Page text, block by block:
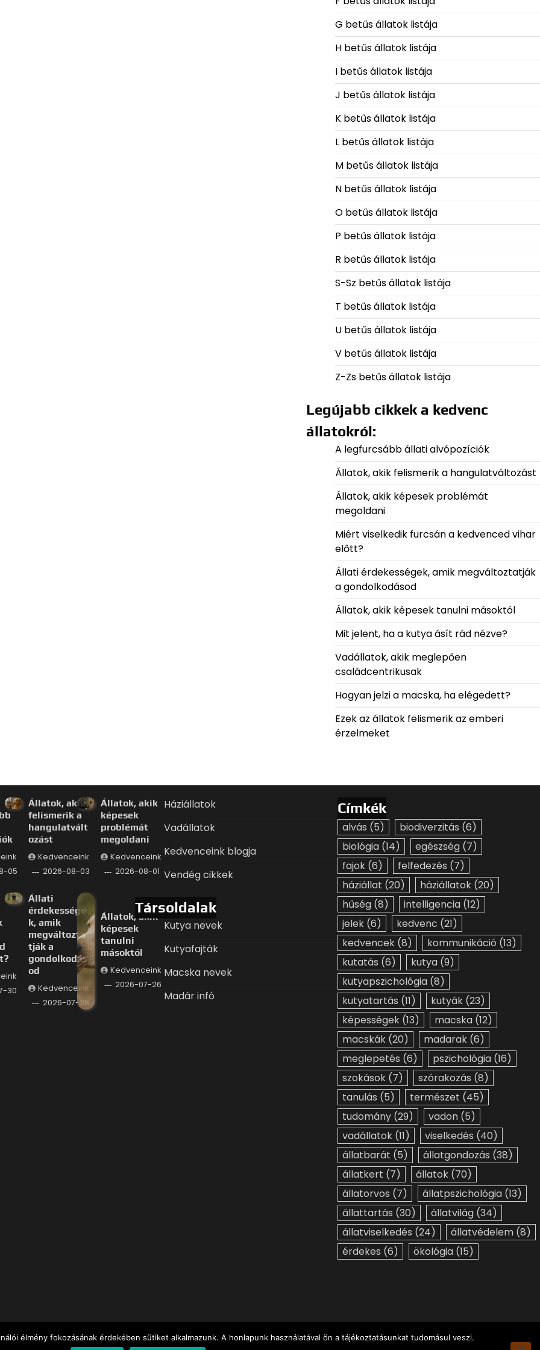
G betűs állatok listája
H betűs állatok listája
I betűs állatok listája
J betűs állatok listája
K betűs állatok listája
L betűs állatok listája
M betűs állatok listája
N betűs állatok listája
O betűs állatok listája
P betűs állatok listája
R betűs állatok listája
S-Sz betűs állatok listája
T betűs állatok listája
U betűs állatok listája
V betűs állatok listája
Z-Zs betűs állatok listája
Legújabb cikkek a kedvenc
állatokról:
A legfurcsább állati alvópozíciók
Állatok, akik felismerik a hangulatváltozást
Állatok, akik képesek problémát
megoldani
Miért viselkedik furcsán a kedvenced vihar
előtt?
Állati érdekességek, amik megváltoztatják
a gondolkodásod
Állatok, akik képesek tanulni másoktól
Mit jelent, ha a kutya ásít rád nézve?
Vadállatok, akik meglepően
családcentrikusak
Hogyan jelzi a macska, ha elégedett?
Ezek az állatok felismerik az emberi
érzelmeket
05
Állatok, akik
felismerik a
hangulatvált
ozást
Kedvenceink
2026-08-03
Állatok, akik
képesek
problémát
megoldani
Kedvenceink
2026-08-01
30
Állati
érdekessége
k, amik
megváltozta
tják a
gondolkodás
od
Kedvenceink
2026-07-28
Állatok, akik
képesek
tanulni
másoktól
Kedvenceink
2026-07-26
Háziállatok
Vadállatok
Kedvenceink blogja
Vendég cikkek
Társoldalak
Kutya nevek
Kutyafajták
Macska nevek
Madár infó
Címkék
alvás (5) biodiverzitás (6)
biológia (14) egészség (7)
fajok (6) felfedezés (7)
háziállat (20) háziállatok (20)
hűség (8) intelligencia (12)
jelek (6) kedvenc (21)
kedvencek (8) kommunikáció (13)
kutatás (6) kutya (9)
kutyapszichológia (8)
kutyatartás (11) kutyák (23)
képességek (13) macska (12)
macskák (20) madarak (6)
meglepetés (6) pszichológia (16)
szokások (7) szórakozás (8)
tanulás (5) természet (45)
tudomány (29) vadon (5)
vadállatok (11) viselkedés (40)
állatbarát (5) állatgondozás (38)
állatkert (7) állatok (70)
állatorvos (7) állatpszichológia (13)
állattartás (30) állatvilág (34)
állatviselkedés (24) állatvédelem (8)
érdekes (6) ökológia (15)
élmény fokozásának érdekében sütiket alkalmazunk. A honlapunk használatával ön a tájékoztatásunkat tudomásul veszi.